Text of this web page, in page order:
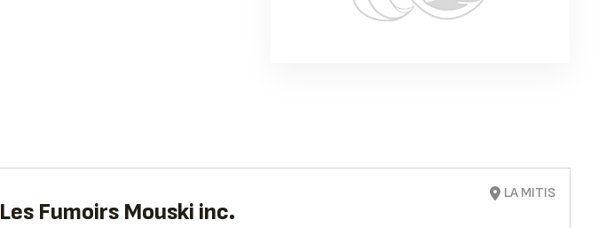
Les Fumoirs Mouski inc.
LA MITIS